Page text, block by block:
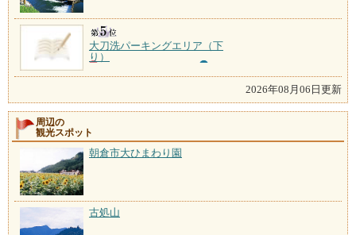
大刀洗パーキングエリア（下
り）
2026年08月06日更新
周辺の
観光スポット
朝倉市大ひまわり園
古処山